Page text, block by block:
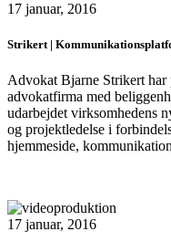
17 januar, 2016
Strikert |
Advokat Bjarne Strikert har
advokatfirma med
udarbejdet virksomhedens
og projektledelse i
hjemmeside,
17 januar, 2016